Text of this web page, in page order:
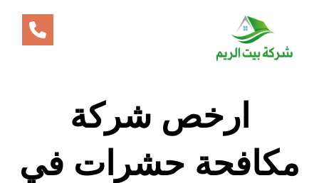
ارخص شركة
مكافحة حشرات في